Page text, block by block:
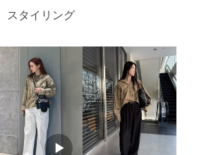
て見える場合がございます。あらかじめ
サンプルです。実際の商品と色味、仕
が若干異なる場合がございます。
、全国のUNITED ARROWS各店舗ま
し付けください。
品番：88812000001
1
size
スタイリング